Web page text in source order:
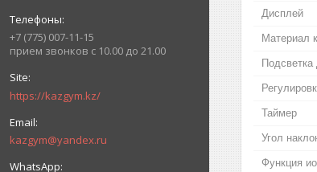
+7 (775) 007-11-15
прием звонков с 10.00 до 21.00
https://kazgym.kz/
kazgym@yandex.ru
Дисплей
Материал
Подсветка
Таймер
Угол
Функция